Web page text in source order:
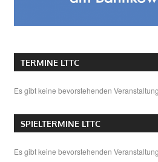
TERMINE LTTC
Es gibt keine bevorstehenden
SPIELTERMINE LTTC
Es gibt keine bevorstehenden